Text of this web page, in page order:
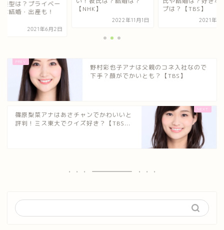
髪型は？プライベー
は結婚・出産も！
2021年6月2日
【NHK】
2022年11月1日
プは？【TBS】
2021年1
野村彩也子アナは父親のコネ入社なので
下手？顔がでかいとも？【TBS】
篠原梨菜アナはあさチャンでかわいいと
評判！ミス東大でクイズ好き？【TBS...